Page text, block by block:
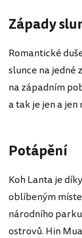
Západy
Romantické
slunce na jedné
na západním
a tak je jen a
Potápění
Koh Lanta je
oblíbeným
národního
ostrovů. Hin